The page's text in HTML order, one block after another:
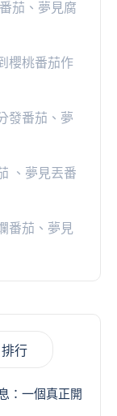
茄、夢見腐
櫻桃番茄作
發番茄、夢
、夢見丟番
番茄、夢見
排行
：一個真正開